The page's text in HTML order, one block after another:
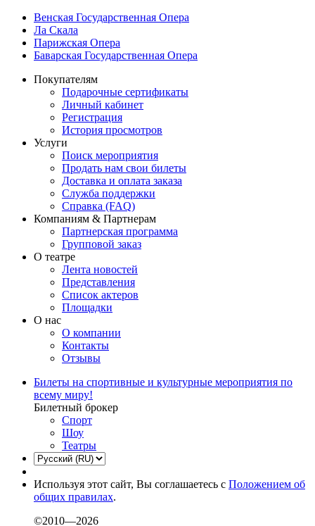
Венская Государственная Опера
Ла Скала
Парижская Опера
Баварская Государственная Опера
Покупателям
Подарочные сертификаты
Личный кабинет
Регистрация
История просмотров
Услуги
Поиск мероприятия
Продать нам свои билеты
Доставка и оплата заказа
Служба поддержки
Справка (FAQ)
Компаниям & Партнерам
Партнерская программа
Групповой заказ
О театре
Лента новостей
Представления
Список актеров
Площадки
О нас
О компании
Контакты
Отзывы
Билеты на спортивные и культурные мероприятия по
всему миру!
Билетный брокер
Спорт
Шоу
Театры
Используя этот сайт, Вы соглашаетесь с Положением об
общих правилах.
©2010—2026